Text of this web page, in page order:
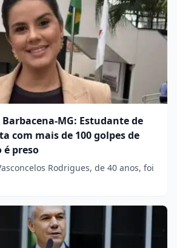
MG: Estudante de
com mais de 100 golpes de
preso
Rodrigues, de 40 anos, foi